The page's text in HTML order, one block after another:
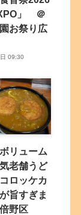
」 ＠
お祭り広
09:30
リューム
老舗うど
ロッケカ
旨すぎま
野区